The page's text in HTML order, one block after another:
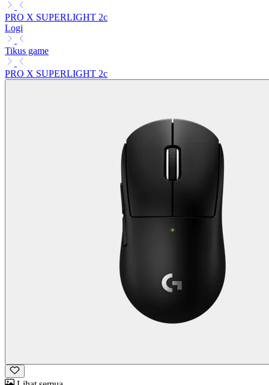
PRO X SUPERLIGHT 2c
Logi
Tikus game
PRO X SUPERLIGHT 2c